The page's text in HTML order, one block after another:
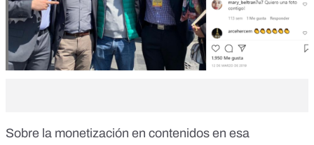
Sobre la monetización en contenidos en esa